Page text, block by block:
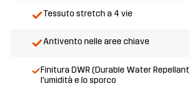
Tessuto stretch a 4 vie
Antivento nelle aree chiave
Finitura DWR (Durable Water
l'umidità e lo sporco